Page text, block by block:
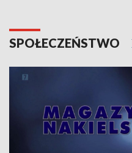
SPOŁECZEŃSTWO